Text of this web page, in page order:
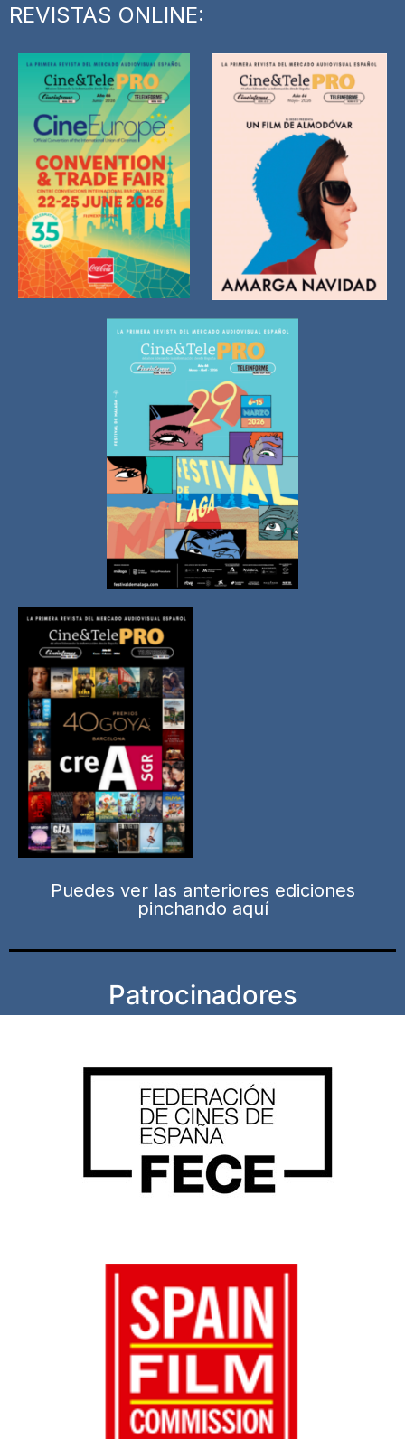
REVISTAS ONLINE:
Puedes ver las anteriores ediciones
pinchando aquí
Patrocinadores